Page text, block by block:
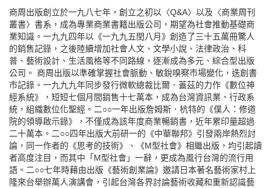
商周出版創立於一九八七年，創立之初以〈Q&A〉以及〈商業周刊
叢書〉書系，成為專業商業書籍出版公司，期望為社會推動基礎商
業知識。一九九四年以《一九九五閏八月》創造了三十五萬冊驚人
的銷售記錄，之後陸續增加社會人文、文學小說、法律政治、科
普、藝術設計、生活風格等不同路線，逐漸成為多元、綜合型出版
公司。 商周出版以準確掌握社會脈動、敏銳嗅察市場變化，迭創書
市記錄。一九九九年同步發行微軟總裁比爾．蓋茲的力作《數位神
經系統》，短短七個月間銷售十七萬本，成為台灣資訊業、行政系
統，組織數位化聖經。二○○一年出版詹姆斯．杭特的《僕人：修道
院的領導啟示錄》，不僅成為該年度商業暢銷書，近年累印量超過
二十萬本。二○○四年出版大前研一的《中華聯邦》引發兩岸熱烈討
論，同一作者的《思考的技術》、《M型社會》相繼出版，均引起讀
者高度注目，而其中「M型社會」一辭，更成為風行台灣的流行用
語。二○○七年時藉由出版《藝術創業論》邀請日本著名藝術家村上
隆來台舉辦萬人演講會，引起台灣各界討論藝術收藏和重新認識藝